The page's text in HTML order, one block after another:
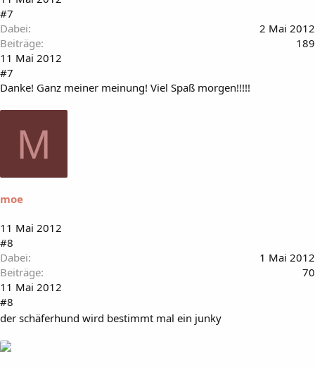
#7
Dabei
2 Mai 2012
Beiträge
189
11 Mai 2012
#7
Danke! Ganz meiner meinung! Viel Spaß morgen!!!!!
M
moe
11 Mai 2012
#8
Dabei
1 Mai 2012
Beiträge
70
11 Mai 2012
#8
der schäferhund wird bestimmt mal ein junky